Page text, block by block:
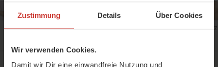
Zustimmung Details Über Cookies
Wir verwenden Cookies.
Damit wir Dir eine einwandfreie Nutzung und
Energiezentren erfahren
Jana Erdmann